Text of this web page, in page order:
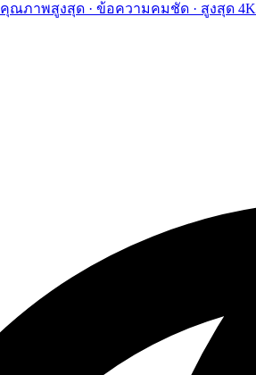
คุณภาพสูงสุด · ข้อความคมชัด · สูงสุด 4K